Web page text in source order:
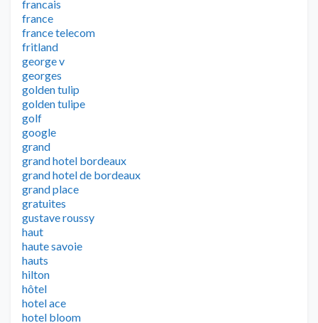
francais
france
france telecom
fritland
george v
georges
golden tulip
golden tulipe
golf
google
grand
grand hotel bordeaux
grand hotel de bordeaux
grand place
gratuites
gustave roussy
haut
haute savoie
hauts
hilton
hôtel
hotel ace
hotel bloom